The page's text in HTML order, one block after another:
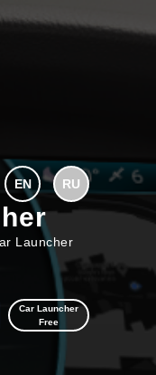
Launcher
RU
EN
Car Launcher
Free